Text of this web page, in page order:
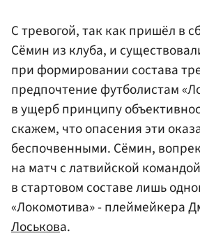
С тревогой, так как пришёл в
Сёмин из клуба, и
при формировании состава
предпочтение футболистам
в ущерб принципу
скажем, что опасения эти
беспочвенными. Сёмин,
на матч с латвийской
в стартовом составе лишь
«Локомотива» - плеймейкера
Лоськова.